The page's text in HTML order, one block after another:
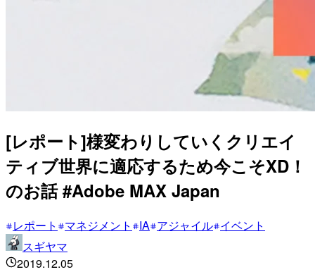
[レポート]様変わりしていくクリエイ
ティブ世界に適応するため今こそXD！
のお話 #Adobe MAX Japan
レポート マネジメント IA アジャイル イベント
スギヤマ
2019.12.05